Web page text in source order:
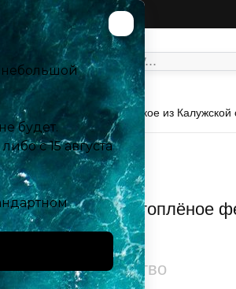
Москва
Молоко топлёное фермерское из Калужской
Молоко топлёное
Количество